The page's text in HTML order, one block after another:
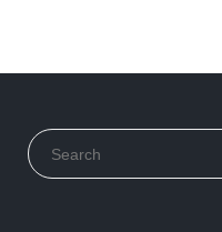
Search for: